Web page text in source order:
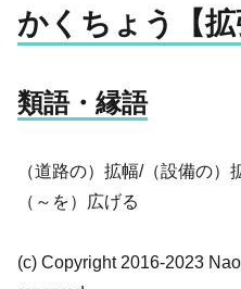
かくちょう【拡
類語・縁語
（道路の）拡幅/（設備の
（～を）広げる
(c) Copyright 2016-2023